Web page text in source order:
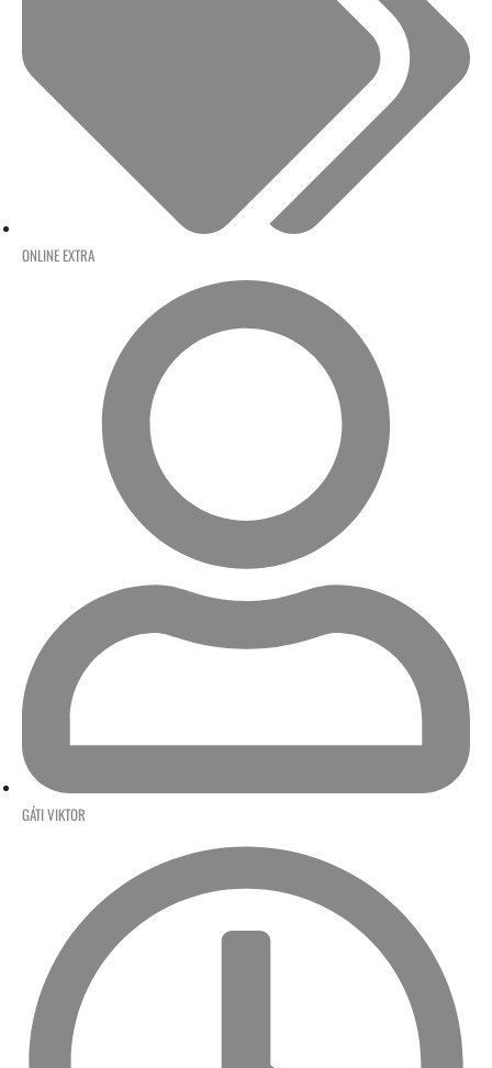
ONLINE EXTRA
GÁTI VIKTOR